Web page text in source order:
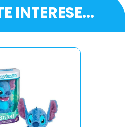
INTERESE...